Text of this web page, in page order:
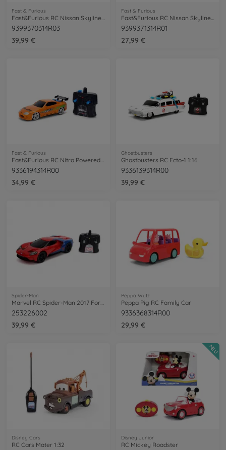
Fast & Furious
9399370314R03
39,99 €
Fast & Furious
9399371314R01
27,99 €
Fast & Furious
Fast&Furious RC Nitro Powered Vapor 1:24
9336194314R00
34,99 €
Ghostbusters
Ghostbusters RC Ecto-1 1:16
9336139314R00
39,99 €
Spider-Man
253226002
39,99 €
Peppa Wutz
Peppa Pig RC Family Car
9336368314R00
29,99 €
Disney Cars
RC Cars Mater 1:32
Disney Junior
RC Mickey Roadster
NEU